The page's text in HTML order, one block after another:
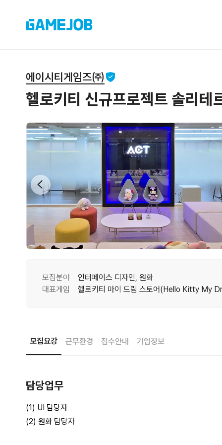
에이시티게임즈㈜
헬로키티 신규프로젝트 솔리테
모집분야
인터페이스 디자인, 원화
대표게임
모집요강 근무환경 접수안내 기업정보
담당업무